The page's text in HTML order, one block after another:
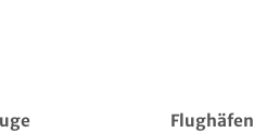
Flughäfen